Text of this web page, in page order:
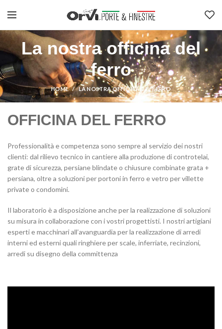
La nostra officina del
ferro
HOME LA NOSTRA OFFICINA DEL FERRO
OFFICINA DEL FERRO
Professionalità e competenza sono sempre al servizio dei nostri
clienti: dal rilievo tecnico in cantiere alla produzione di controtelai,
grate di sicurezza, persiane blindate o chiusure combinate grata +
persiana, oltre a soluzioni per portoni in ferro e vetro per villette
private o condomini.
Il laboratorio è a disposizione anche per la realizzazione di soluzioni
su misura in collaborazione con i vostri progettisti. I nostri artigiani
esperti e macchinari all’avanguardia per la realizzazione di arredi
interni ed esterni quali ringhiere per scale, inferriate, recinzioni,
arredi su disegno della committenza